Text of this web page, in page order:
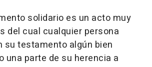
solidario es un acto muy
del cual cualquier persona
su testamento algún bien
una parte de su herencia a